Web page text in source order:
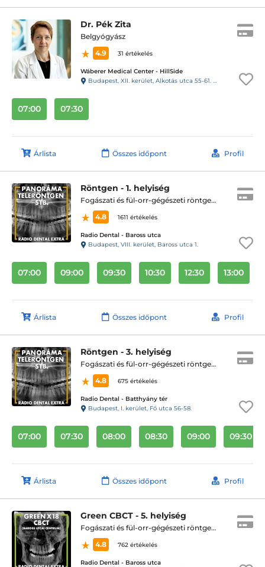
Dr. Pék Zita
Belgyógyász
4.9
31 értékelés
Wáberer Medical Center - HillSide
Budapest, XII. kerület, Alkotás utca 55-61. Hillside
07:00 07:30
Árlista Összes időpont Profil
Röntgen - 1. helyiség
Fogászati és fül-orr-gégészeti röntgen, cbct készítése
4.8
1611 értékelés
Radio Dental - Baross utca
Budapest, VIII. kerület, Baross utca 1.
07:00 09:00 09:30 10:30 12:30 13:00
Árlista Összes időpont Profil
Röntgen - 3. helyiség
Fogászati és fül-orr-gégészeti röntgen, cbct készítése
4.8
675 értékelés
Radio Dental - Batthyány tér
Budapest, I. kerület, Fő utca 56-58.
07:00 07:30 08:00 08:30 09:00 09:30
Árlista Összes időpont Profil
Green CBCT - 5. helyiség
Fogászati és fül-orr-gégészeti röntgen, cbct készítése
4.8
762 értékelés
Radio Dental - Baross utca